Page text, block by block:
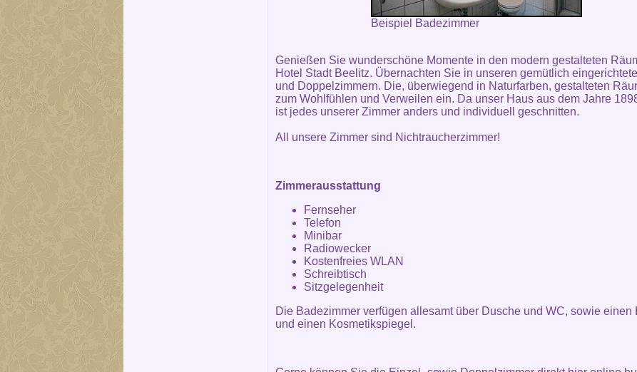
Beispiel Badezimmer
Genießen Sie wunderschöne Momente in den modern gestalteten
Hotel Stadt Beelitz. Übernachten Sie in unseren gemütlich
und Doppelzimmern. Die, überwiegend in Naturfarben, gestalteten
zum Wohlfühlen und Verweilen ein. Da unser Haus aus dem Jahre
ist jedes unserer Zimmer anders und individuell geschnitten.
All unsere Zimmer sind Nichtraucherzimmer!
Zimmerausstattung
Fernseher
Telefon
Minibar
Radiowecker
Kostenfreies WLAN
Schreibtisch
Sitzgelegenheit
Die Badezimmer verfügen allesamt über Dusche und WC, sowie einen
und einen Kosmetikspiegel.